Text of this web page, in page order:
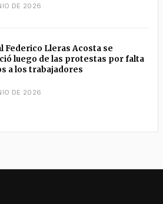
DE 2026
Federico Lleras Acosta se
luego de las protestas por falta
a los trabajadores
DE 2026